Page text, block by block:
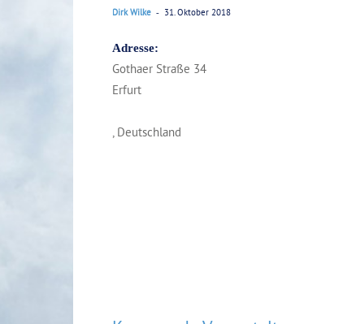
Dirk Wilke - 31. Oktober 2018
Adresse:
Gothaer Straße 34
Erfurt
, Deutschland